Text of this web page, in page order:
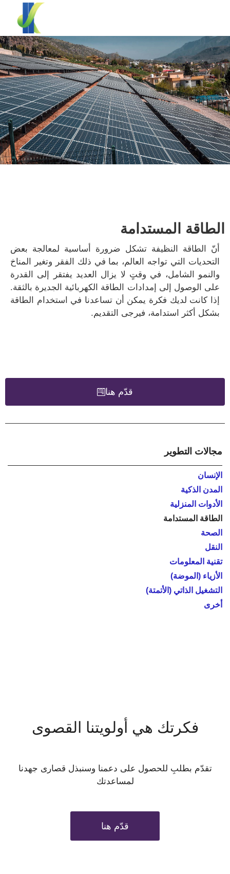
الطاقة المستدامة
أنّ الطاقة النظيفة تشكل ضرورة أساسية لمعالجة بعض
التحديات التي تواجه العالم، بما في ذلك الفقر وتغير المناخ
والنمو الشامل، في وقتٍ لا يزال العديد يفتقر إلى القدرة
على الوصول إلى إمدادات الطاقة الكهربائية الجديرة بالثقة.
إذا كانت لديك فكرة يمكن أن تساعدنا في استخدام الطاقة
بشكل أكثر استدامة، فيرجى التقديم.
قدّم هنا
مجالات التطوير
الإنسان
المدن الذكية
الأدوات المنزلية
الطاقة المستدامة
الصحة
النقل
تقنية المعلومات
الأزياء (الموضة)
التشغيل الذاتي (الأتمتة)
أخرى
فكرتك هي أولويتنا القصوى
تقدّم بطلبِ للحصول على دعمنا وسنبذل قصارى جهدنا
لمساعدتك
قدّم هنا